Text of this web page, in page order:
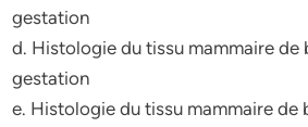
gestation
d. Histologie du tissu mammaire de
gestation
e. Histologie du tissu mammaire de